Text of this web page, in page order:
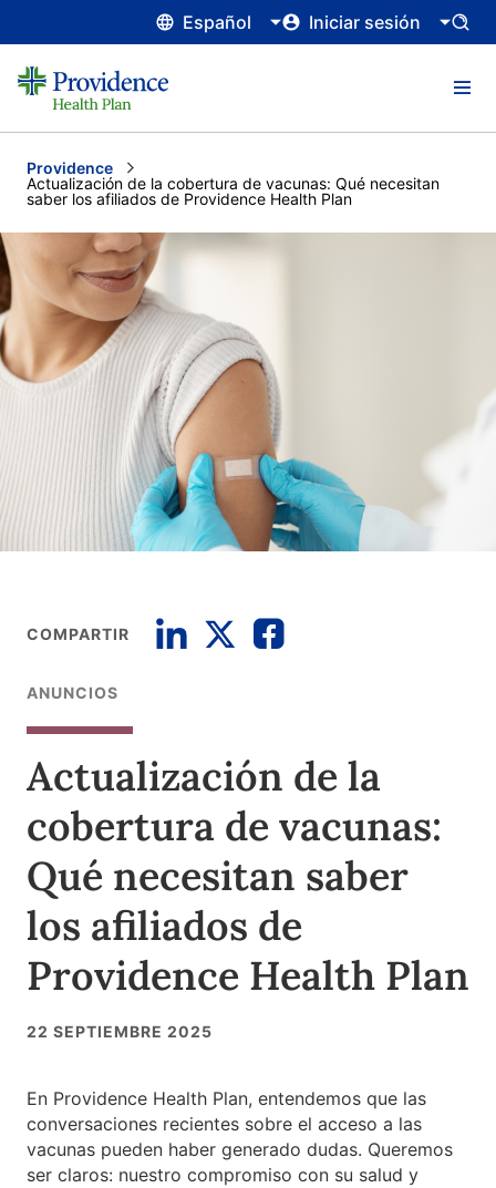
Español Iniciar sesión
Providence
Current:
Actualización de la cobertura de vacunas: Qué necesitan
saber los afiliados de Providence Health Plan
COMPARTIR
ANUNCIOS
Actualización de la
cobertura de vacunas:
Qué necesitan saber
los afiliados de
Providence Health Plan
22 SEPTIEMBRE 2025
En Providence Health Plan, entendemos que las
conversaciones recientes sobre el acceso a las
vacunas pueden haber generado dudas. Queremos
ser claros: nuestro compromiso con su salud y